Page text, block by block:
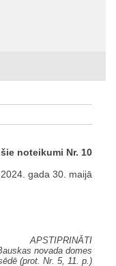
noteikumi Nr. 10
gada 30. maijā
APSTIPRINĀTI
novada domes
(prot. Nr. 5, 11. p.)